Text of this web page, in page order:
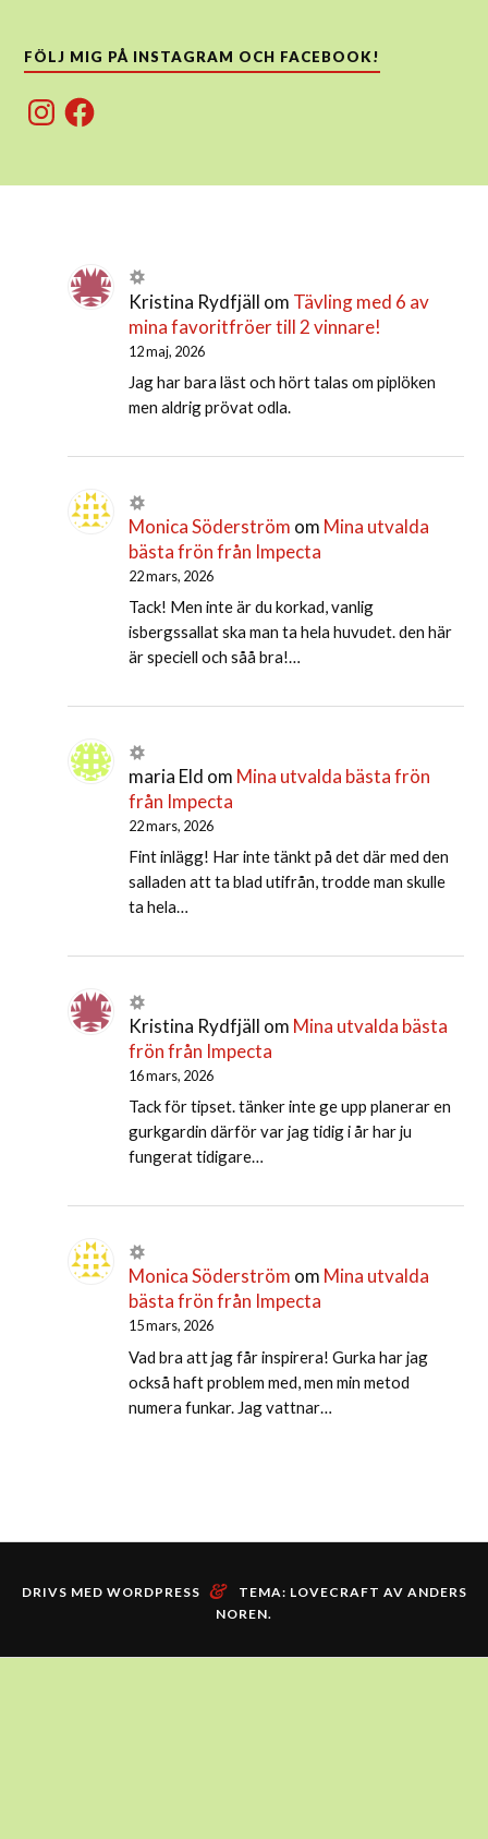
FÖLJ MIG PÅ INSTAGRAM OCH FACEBOOK!
InstagramFacebook
Kristina Rydfjäll om Tävling med 6 av
mina favoritfröer till 2 vinnare!
12 maj, 2026
Jag har bara läst och hört talas om piplöken
men aldrig prövat odla.
Monica Söderström om Mina utvalda
bästa frön från Impecta
22 mars, 2026
Tack! Men inte är du korkad, vanlig
isbergssallat ska man ta hela huvudet. den här
är speciell och såå bra!…
maria Eld om Mina utvalda bästa frön
från Impecta
22 mars, 2026
Fint inlägg! Har inte tänkt på det där med den
salladen att ta blad utifrån, trodde man skulle
ta hela…
Kristina Rydfjäll om Mina utvalda bästa
frön från Impecta
16 mars, 2026
Tack för tipset. tänker inte ge upp planerar en
gurkgardin därför var jag tidig i år har ju
fungerat tidigare…
Monica Söderström om Mina utvalda
bästa frön från Impecta
15 mars, 2026
Vad bra att jag får inspirera! Gurka har jag
också haft problem med, men min metod
numera funkar. Jag vattnar…
DRIVS MED WORDPRESS & TEMA: LOVECRAFT AV ANDERS
NOREN.